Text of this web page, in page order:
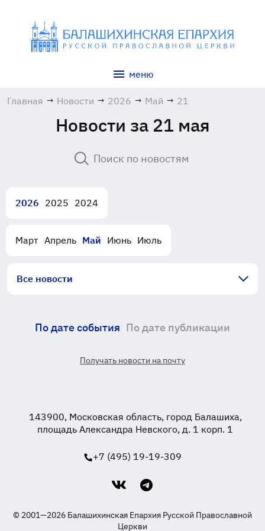
меню
Главная → Новости → 2026 → Май → 21
Новости за 21 мая
2026 2025 2024
Март Апрель Май Июнь Июль
Все новости
По дате события По дате публикации
Получать новости на почту
143900, Московская область, город Балашиха,
площадь Александра Невского, д. 1 корп. 1
+7 (495) 19-19-309
© 2001—2026 Балашихинская Епархия Русской Православной
Церкви